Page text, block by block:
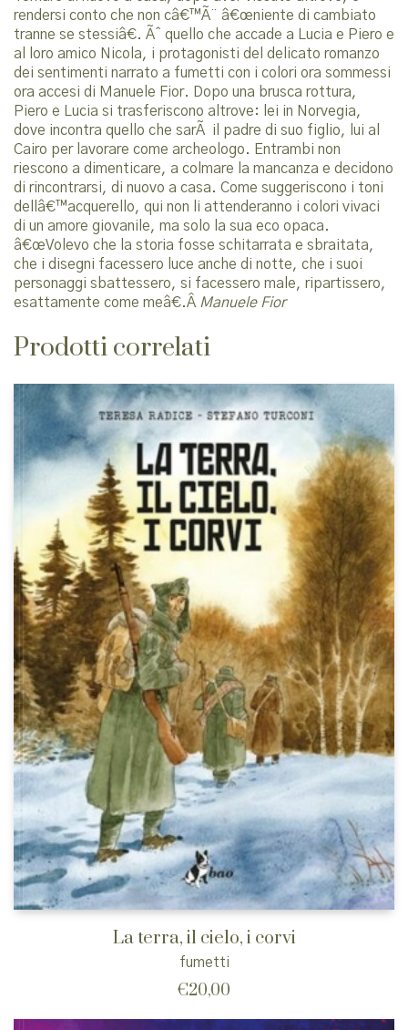
rendersi conto che non câ€™Ã¨ â€œniente di cambiato
tranne se stessiâ€. Ãˆ quello che accade a Lucia e Piero e
al loro amico Nicola, i protagonisti del delicato romanzo
dei sentimenti narrato a fumetti con i colori ora sommessi
ora accesi di Manuele Fior. Dopo una brusca rottura,
Piero e Lucia si trasferiscono altrove: lei in Norvegia,
dove incontra quello che sarÃ il padre di suo figlio, lui al
Cairo per lavorare come archeologo. Entrambi non
riescono a dimenticare, a colmare la mancanza e decidono
di rincontrarsi, di nuovo a casa. Come suggeriscono i toni
dellâ€™acquerello, qui non li attenderanno i colori vivaci
di un amore giovanile, ma solo la sua eco opaca.
â€œVolevo che la storia fosse schitarrata e sbraitata,
che i disegni facessero luce anche di notte, che i suoi
personaggi sbattessero, si facessero male, ripartissero,
esattamente come meâ€.Â Manuele Fior
Prodotti correlati
La terra, il cielo, i corvi
fumetti
€20,00